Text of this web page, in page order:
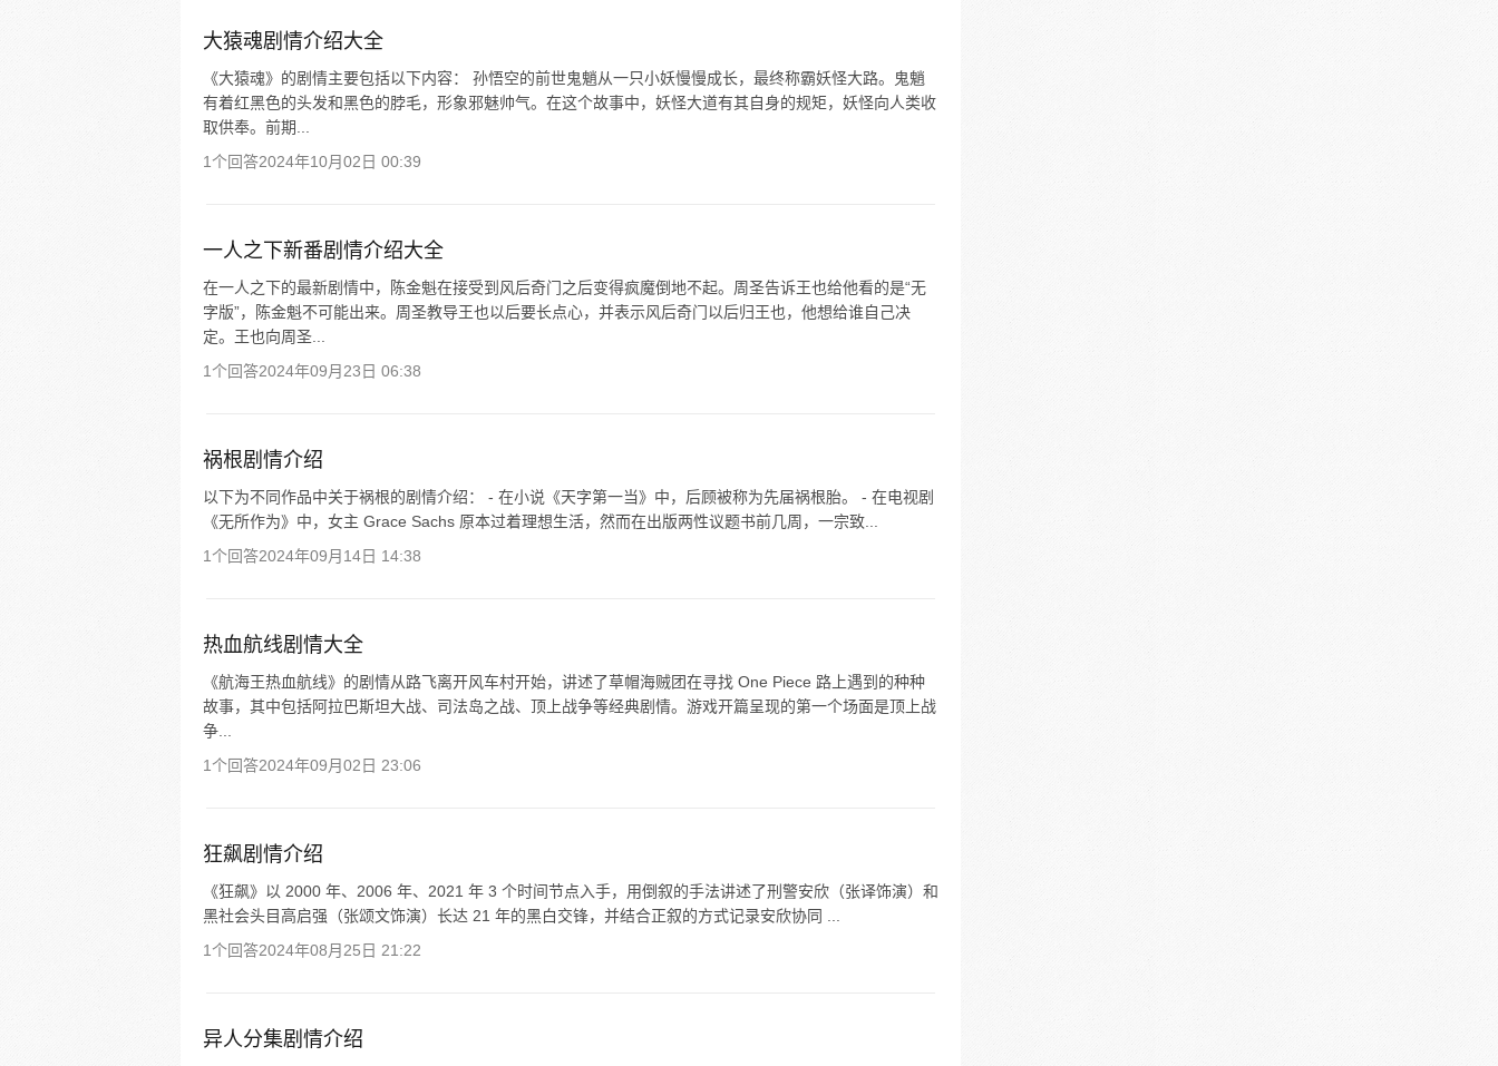
大猿魂剧情介绍大全
《大猿魂》的剧情主要包括以下内容： 孙悟空的前世鬼魈从一只小妖慢慢成长，最终称霸妖怪大路。鬼魈
有着红黑色的头发和黑色的脖毛，形象邪魅帅气。在这个故事中，妖怪大道有其自身的规矩，妖怪向人类收
取供奉。前期...
1个回答2024年10月02日 00:39
一人之下新番剧情介绍大全
在一人之下的最新剧情中，陈金魁在接受到风后奇门之后变得疯魔倒地不起。周圣告诉王也给他看的是“无
字版”，陈金魁不可能出来。周圣教导王也以后要长点心，并表示风后奇门以后归王也，他想给谁自己决
定。王也向周圣...
1个回答2024年09月23日 06:38
祸根剧情介绍
以下为不同作品中关于祸根的剧情介绍： - 在小说《天字第一当》中，后顾被称为先届祸根胎。 - 在电视剧
《无所作为》中，女主 Grace Sachs 原本过着理想生活，然而在出版两性议题书前几周，一宗致...
1个回答2024年09月14日 14:38
热血航线剧情大全
《航海王热血航线》的剧情从路飞离开风车村开始，讲述了草帽海贼团在寻找 One Piece 路上遇到的种种
故事，其中包括阿拉巴斯坦大战、司法岛之战、顶上战争等经典剧情。游戏开篇呈现的第一个场面是顶上战
争...
1个回答2024年09月02日 23:06
狂飙剧情介绍
《狂飙》以 2000 年、2006 年、2021 年 3 个时间节点入手，用倒叙的手法讲述了刑警安欣（张译饰演）和
黑社会头目高启强（张颂文饰演）长达 21 年的黑白交锋，并结合正叙的方式记录安欣协同 ...
1个回答2024年08月25日 21:22
异人分集剧情介绍